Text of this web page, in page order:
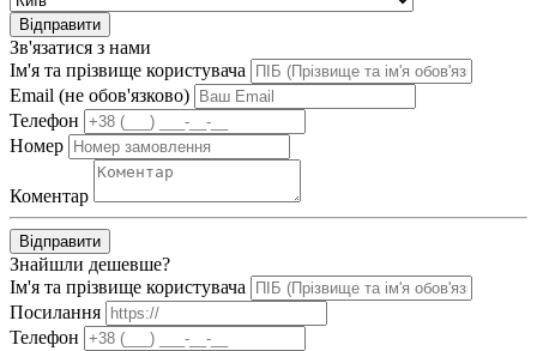
Відправити
Зв'язатися з нами
Ім'я та прізвище користувача
Email (не обов'язково)
Телефон
Номер
Коментар
Відправити
Знайшли дешевше?
Ім'я та прізвище користувача
Посилання
Телефон